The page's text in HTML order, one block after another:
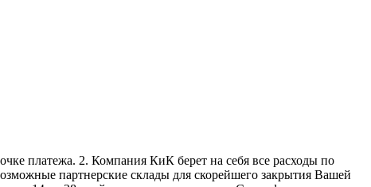
платежа. 2. Компания КиК берет на себя все расходы по
партнерские склады для скорейшего закрытия Вашей